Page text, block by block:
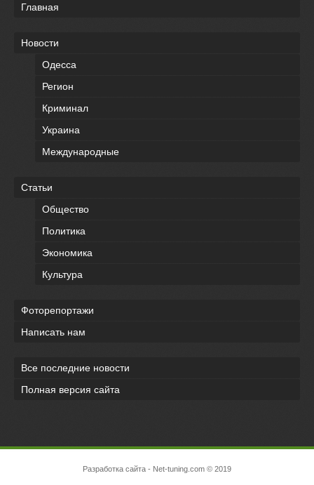
Главная
Новости
Одесса
Регион
Криминал
Украина
Международные
Статьи
Общество
Политика
Экономика
Культура
Фоторепортажи
Написать нам
Все последние новости
Полная версия сайта
Разработка сайта - Net-tuning.com © 2019